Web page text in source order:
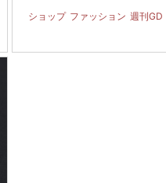
ショップ ファッション 週刊GD